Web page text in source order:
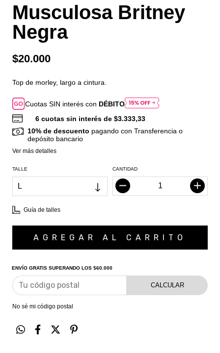
Musculosa Britney
Negra
$20.000
Top de morley, largo a cintura.
Cuotas SIN interés con DÉBITO
6 cuotas sin interés de $3.333,33
10% de descuento pagando con Transferencia o
depósito bancario
Ver más detalles
TALLE CANTIDAD
Guía de talles
Envío gratis $60.000
ENVÍO GRATIS SUPERANDO LOS $60.000
CALCULAR
No sé mi código postal